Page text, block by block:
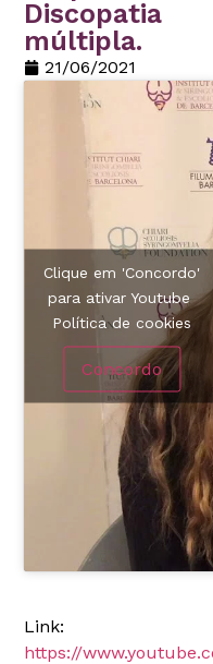
Discopatia
múltipla.
21/06/2021
Clique em 'Concordo'
para ativar Youtube
Política de cookies
Concordo
Link:
https://